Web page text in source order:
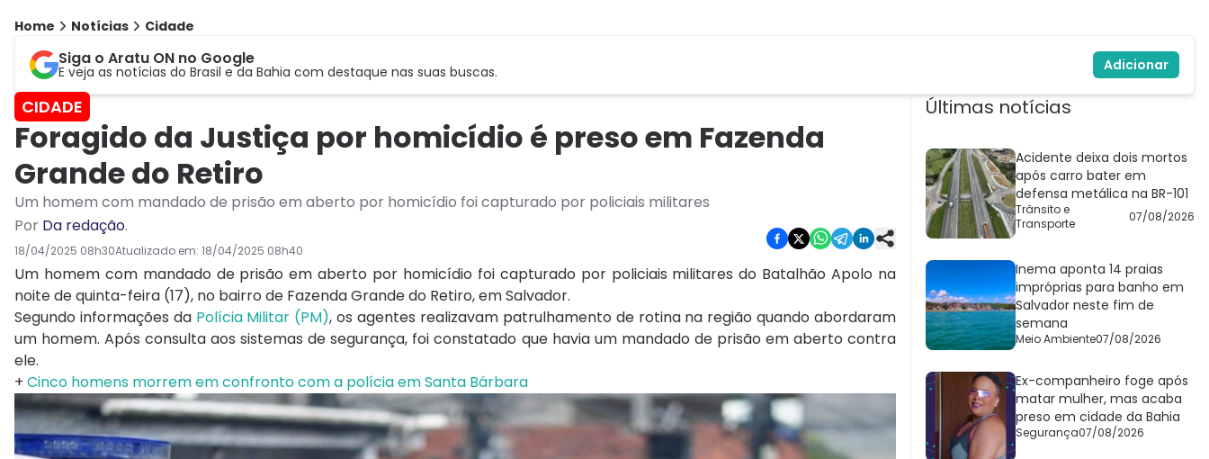
Home Notícias Cidade
Siga o Aratu ON no Google
E veja as notícias do Brasil e da Bahia com destaque nas suas buscas. Adicionar
CIDADE
Foragido da Justiça por homicídio é preso em Fazenda
Grande do Retiro
Um homem com mandado de prisão em aberto por homicídio foi capturado por policiais militares
Por Da redação.
18/04/2025 08h30Atualizado em: 18/04/2025 08h40
Um homem com mandado de prisão em aberto por homicídio foi capturado por policiais militares do Batalhão Apolo na
noite de quinta-feira (17), no bairro de Fazenda Grande do Retiro, em Salvador.
Segundo informações da Polícia Militar (PM), os agentes realizavam patrulhamento de rotina na região quando abordaram
um homem. Após consulta aos sistemas de segurança, foi constatado que havia um mandado de prisão em aberto contra
ele.
+ Cinco homens morrem em confronto com a polícia em Santa Bárbara
Últimas notícias
Acidente deixa dois mortos
após carro bater em
defensa metálica na BR-101
Trânsito e
Transporte
07/08/2026
Inema aponta 14 praias
impróprias para banho em
Salvador neste fim de
semana
Meio Ambiente07/08/2026
Ex-companheiro foge após
matar mulher, mas acaba
preso em cidade da Bahia
Segurança07/08/2026